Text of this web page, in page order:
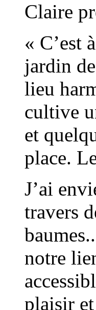
Claire
« C’est
jardin
lieu
cultive
et
place.
J’ai
travers
notre
plaisir